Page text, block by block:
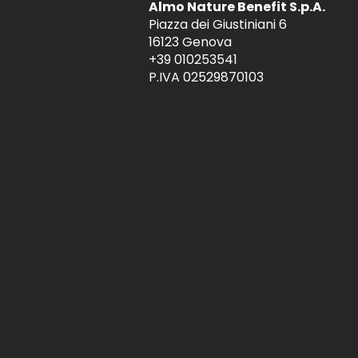
Almo Nature Benefit S.p.A.
Piazza dei Giustiniani 6
16123 Genova
+39 010253541
P.IVA 02529870103